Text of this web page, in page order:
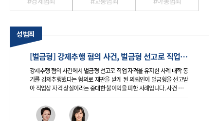
성범죄
[벌금형] 강제추행 혐의 사건, 벌금형 선고로 직업 자격 유지한 사례
강제추행 혐의 사건에서 벌금형 선고로 직업 자격을 유지한 사례 대학 동
기를 강제추행했다는 혐의로 재판을 받게 된 의뢰인이 벌금형을 선고받
아 직업상 자격 상실이라는 중대한 불이익을 피한 사례입니다. 사건 초기
감금미수 혐의까지 함께 제기되었으나 해당 부분은 불송치로 정리되었
고, 강제추행 혐의에 대해서는 직업상 불이익을 최소화하는 방향으로 대
응했습니다.